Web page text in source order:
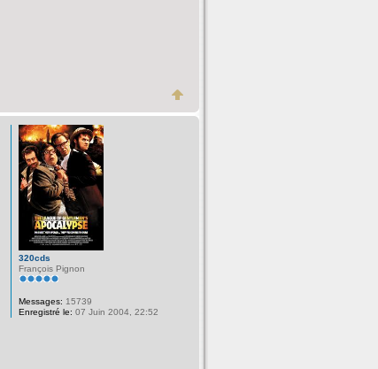
320cds
François Pignon
Messages: 15739
Enregistré le: 07 Juin 2004, 22:52